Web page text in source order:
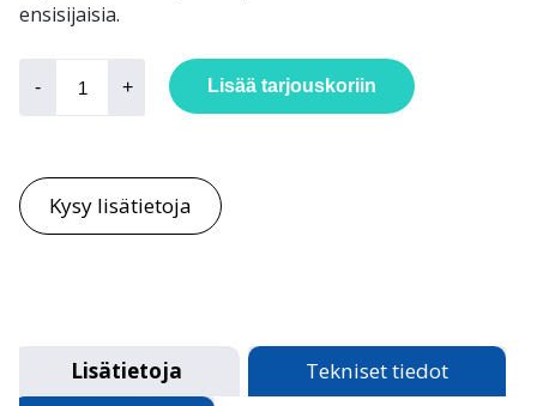
ensisijaisia.
- sauvapaketti
+ Lisää tarjouskoriin
Kysy lisätietoja
Lisätietoja
Tekniset tiedot